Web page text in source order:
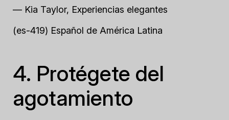
— Kia Taylor, Experiencias elegantes
(es-419) Español de América Latina
4. Protégete del
agotamiento